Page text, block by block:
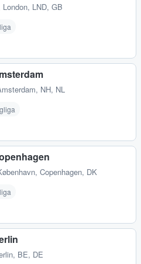
London, LND, GB
NH, NL
Copenhagen, DK
BE, DE